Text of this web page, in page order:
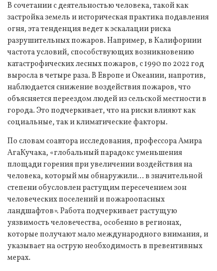
В сочетании с деятельностью человека, такой как
застройка земель и историческая практика подавления
огня, эта тенденция ведет к эскалации риска
разрушительных пожаров. Например, в Калифорнии
частота условий, способствующих возникновению
катастрофических лесных пожаров, с 1990 по 2022 год
выросла в четыре раза. В Европе и Океании, напротив,
наблюдается снижение воздействия пожаров, что
объясняется переездом людей из сельской местности в
города. Это подчеркивает, что на риски влияют как
социальные, так и климатические факторы.
По словам соавтора исследования, профессора Амира
АгаКучака, «глобальный парадокс уменьшения
площади горения при увеличении воздействия на
человека, который мы обнаружили… в значительной
степени обусловлен растущим пересечением зон
человеческих поселений и пожароопасных
ландшафтов». Работа подчеркивает растущую
уязвимость человечества, особенно в регионах,
которые получают мало международного внимания, и
указывает на острую необходимость в превентивных
мерах.